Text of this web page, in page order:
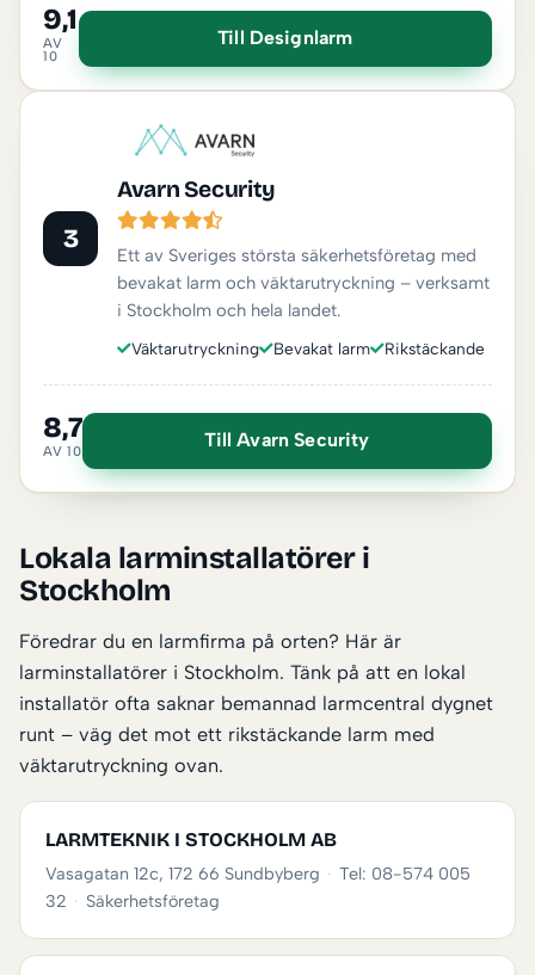
9,1
AV
10
Till Designlarm
3
Avarn Security
Ett av Sveriges största säkerhetsföretag med
bevakat larm och väktarutryckning – verksamt
i Stockholm och hela landet.
Väktarutryckning Bevakat larm Rikstäckande
8,7
AV 10
Till Avarn Security
Lokala larminstallatörer i
Stockholm
Föredrar du en larmfirma på orten? Här är
larminstallatörer i Stockholm. Tänk på att en lokal
installatör ofta saknar bemannad larmcentral dygnet
runt – väg det mot ett rikstäckande larm med
väktarutryckning ovan.
LARMTEKNIK I STOCKHOLM AB
Vasagatan 12c, 172 66 Sundbyberg · Tel: 08-574 005
32 · Säkerhetsföretag